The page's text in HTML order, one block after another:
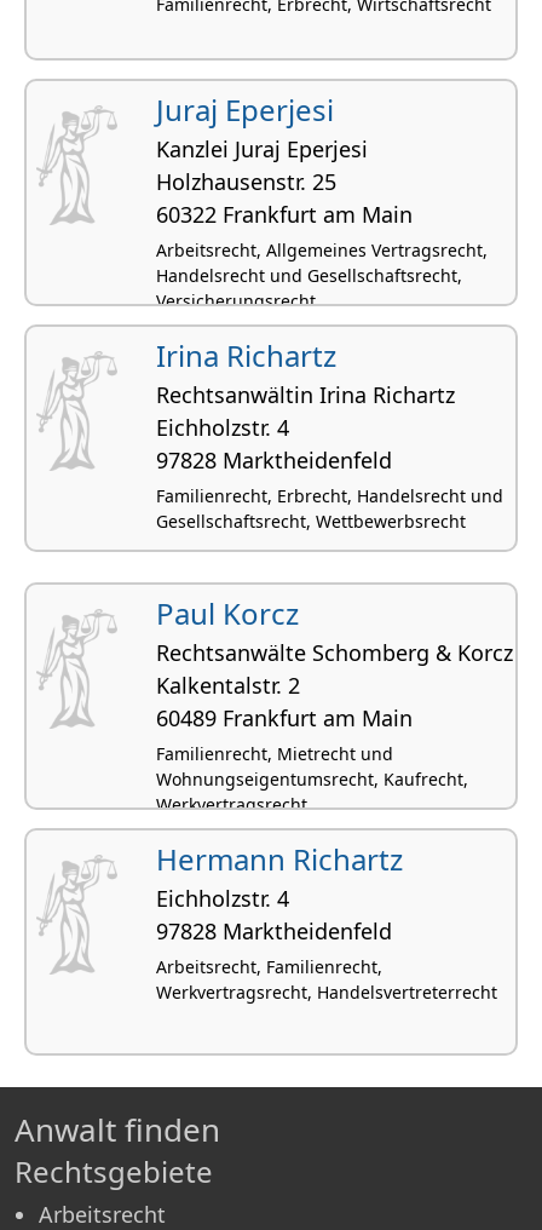
Juraj Eperjesi
Kanzlei Juraj Eperjesi
Holzhau­senstr. 25
60322 Frankfurt am Main
Arbeitsrecht, Allgemeines Vertragsrecht,
Handelsrecht und Gesellschaftsrecht,
Versicherungsrecht
Irina Richartz
Rechtsanwältin Irina Richartz
Eichholzstr. 4
97828 Markthei­denfeld
Familienrecht, Erbrecht, Handelsrecht und
Gesellschaftsrecht, Wettbewerbsrecht
Paul Korcz
Rechtsanwälte Schomberg & Korcz
Kalken­talstr. 2
60489 Frankfurt am Main
Familienrecht, Mietrecht und
Wohnungseigentumsrecht, Kaufrecht,
Werkvertragsrecht
Hermann Richartz
Eichholzstr. 4
97828 Marktheidenfeld
Arbeitsrecht, Familienrecht,
Werkvertragsrecht, Handelsvertreterrecht
Anwalt finden
Rechtsgebiete
Arbeitsrecht